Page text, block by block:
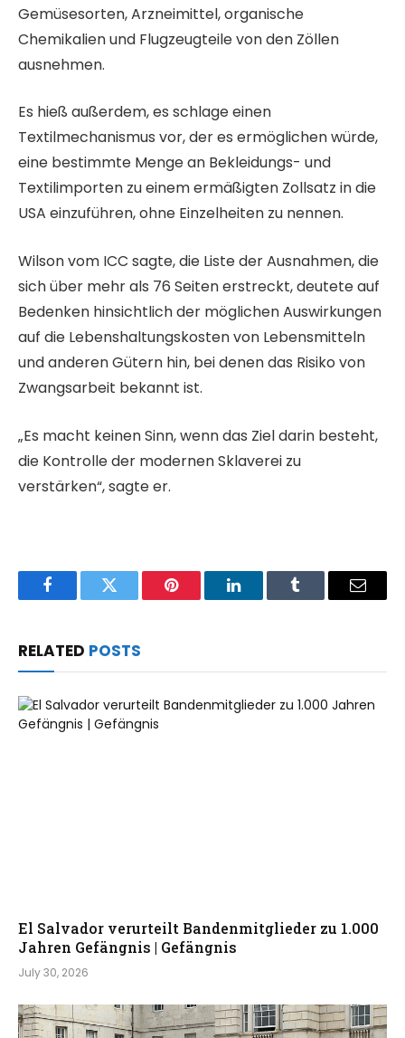
Gemüsesorten, Arzneimittel, organische
Chemikalien und Flugzeugteile von den Zöllen
ausnehmen.
Es hieß außerdem, es schlage einen
Textilmechanismus vor, der es ermöglichen würde,
eine bestimmte Menge an Bekleidungs- und
Textilimporten zu einem ermäßigten Zollsatz in die
USA einzuführen, ohne Einzelheiten zu nennen.
Wilson vom ICC sagte, die Liste der Ausnahmen, die
sich über mehr als 76 Seiten erstreckt, deutete auf
Bedenken hinsichtlich der möglichen Auswirkungen
auf die Lebenshaltungskosten von Lebensmitteln
und anderen Gütern hin, bei denen das Risiko von
Zwangsarbeit bekannt ist.
„Es macht keinen Sinn, wenn das Ziel darin besteht,
die Kontrolle der modernen Sklaverei zu
verstärken“, sagte er.
FacebookTwitter Pinterest LinkedInTumblr Email
RELATED POSTS
El Salvador verurteilt Bandenmitglieder zu 1.000
Jahren Gefängnis | Gefängnis
July 30, 2026